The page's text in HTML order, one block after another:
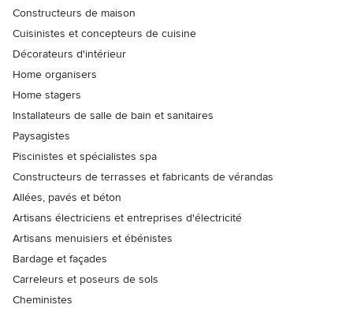
Constructeurs de maison
Cuisinistes et concepteurs de cuisine
Décorateurs d'intérieur
Home organisers
Home stagers
Installateurs de salle de bain et sanitaires
Paysagistes
Piscinistes et spécialistes spa
Constructeurs de terrasses et fabricants de vérandas
Allées, pavés et béton
Artisans électriciens et entreprises d'électricité
Artisans menuisiers et ébénistes
Bardage et façades
Carreleurs et poseurs de sols
Cheministes